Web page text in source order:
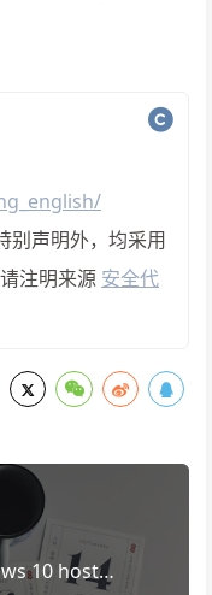
别声明外，均采用
注明来源 安全代
10 host